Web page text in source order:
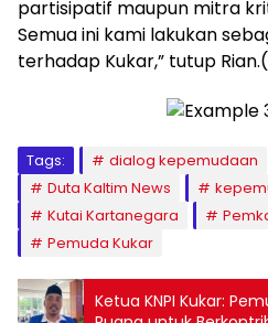
partisipatif maupun mitra
Semua ini kami lakukan
terhadap Kukar,” tutup
Tags: dialog kepemudaan
Duta Kaltim News
Kutai Kartanegara
Pemuda Kukar
Ketua KNPI Kukar: